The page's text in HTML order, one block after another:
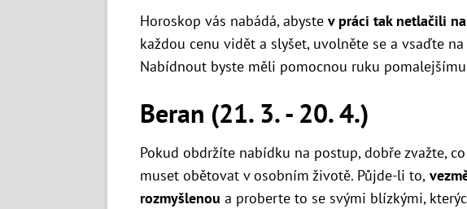
Horoskop vás nabádá, abyste v práci tak netlačili
každou cenu vidět a slyšet, uvolněte se a vsaďte
Nabídnout byste měli pomocnou ruku
Beran (21. 3. - 20. 4.)
Pokud obdržíte nabídku na postup, dobře zvažte,
muset obětovat v osobním životě. Půjde-li to,
rozmyšlenou a proberte to se svými blízkými,